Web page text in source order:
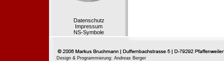
Datenschutz
Impressum
NS-Symbole
Design & Programmierung: Andreas Berger